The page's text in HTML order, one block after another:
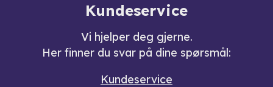
Kundeservice
Vi hjelper deg gjerne.
Her finner du svar på dine spørsmål:
Kundeservice